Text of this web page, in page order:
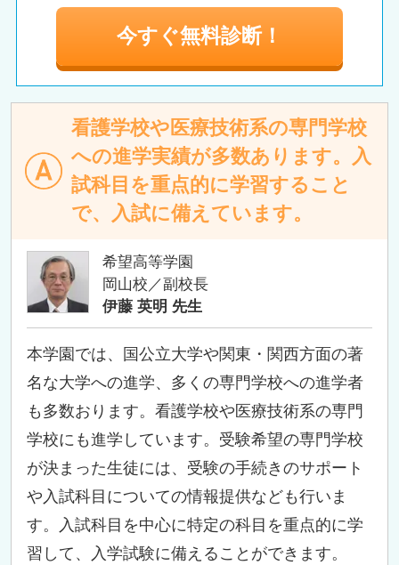
今すぐ無料診断！
看護学校や医療技術系の専門学校
への進学実績が多数あります。入
試科目を重点的に学習すること
で、入試に備えています。
希望高等学園
岡山校／副校長
伊藤 英明 先生
本学園では、国公立大学や関東・関西方面の著
名な大学への進学、多くの専門学校への進学者
も多数おります。看護学校や医療技術系の専門
学校にも進学しています。受験希望の専門学校
が決まった生徒には、受験の手続きのサポート
や入試科目についての情報提供なども行いま
す。入試科目を中心に特定の科目を重点的に学
習して、入学試験に備えることができます。